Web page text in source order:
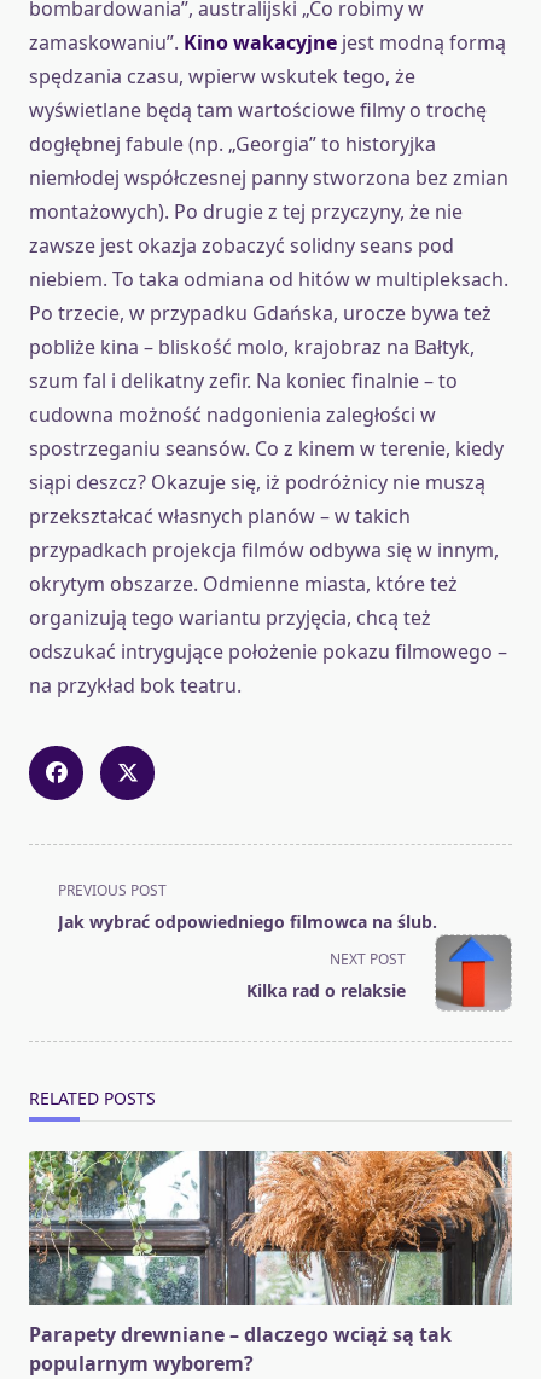
bombardowania”, australijski „Co robimy w
zamaskowaniu”. Kino wakacyjne jest modną formą
spędzania czasu, wpierw wskutek tego, że
wyświetlane będą tam wartościowe filmy o trochę
dogłębnej fabule (np. „Georgia” to historyjka
niemłodej współczesnej panny stworzona bez zmian
montażowych). Po drugie z tej przyczyny, że nie
zawsze jest okazja zobaczyć solidny seans pod
niebiem. To taka odmiana od hitów w multipleksach.
Po trzecie, w przypadku Gdańska, urocze bywa też
pobliże kina – bliskość molo, krajobraz na Bałtyk,
szum fal i delikatny zefir. Na koniec finalnie – to
cudowna możność nadgonienia zaległości w
spostrzeganiu seansów. Co z kinem w terenie, kiedy
siąpi deszcz? Okazuje się, iż podróżnicy nie muszą
przekształcać własnych planów – w takich
przypadkach projekcja filmów odbywa się w innym,
okrytym obszarze. Odmienne miasta, które też
organizują tego wariantu przyjęcia, chcą też
odszukać intrygujące położenie pokazu filmowego –
na przykład bok teatru.
<span
class="nav-
PREVIOUS POST
Jak wybrać odpowiedniego filmowca na ślub.
NEXT POST
Kilka rad o relaksie
RELATED POSTS
Parapety drewniane – dlaczego wciąż są tak
popularnym wyborem?